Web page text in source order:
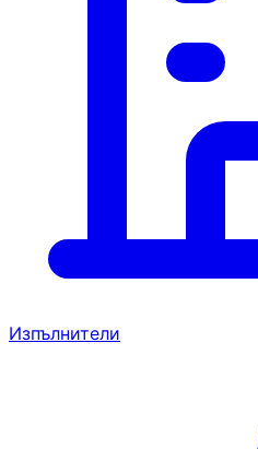
Изпълнители